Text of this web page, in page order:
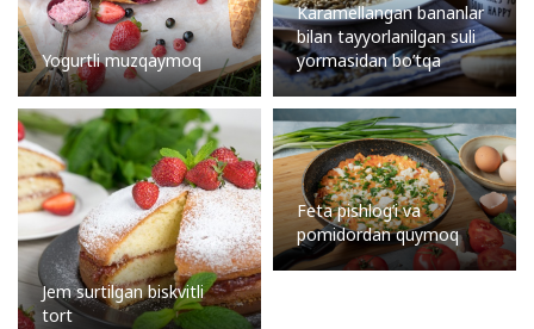
Yogurtli muzqaymoq
Karamellangan bananlar
bilan tayyorlanilgan suli
yormasidan bo’tqa
Jem surtilgan biskvitli
tort
Feta pishlog’i va
pomidordan quymoq